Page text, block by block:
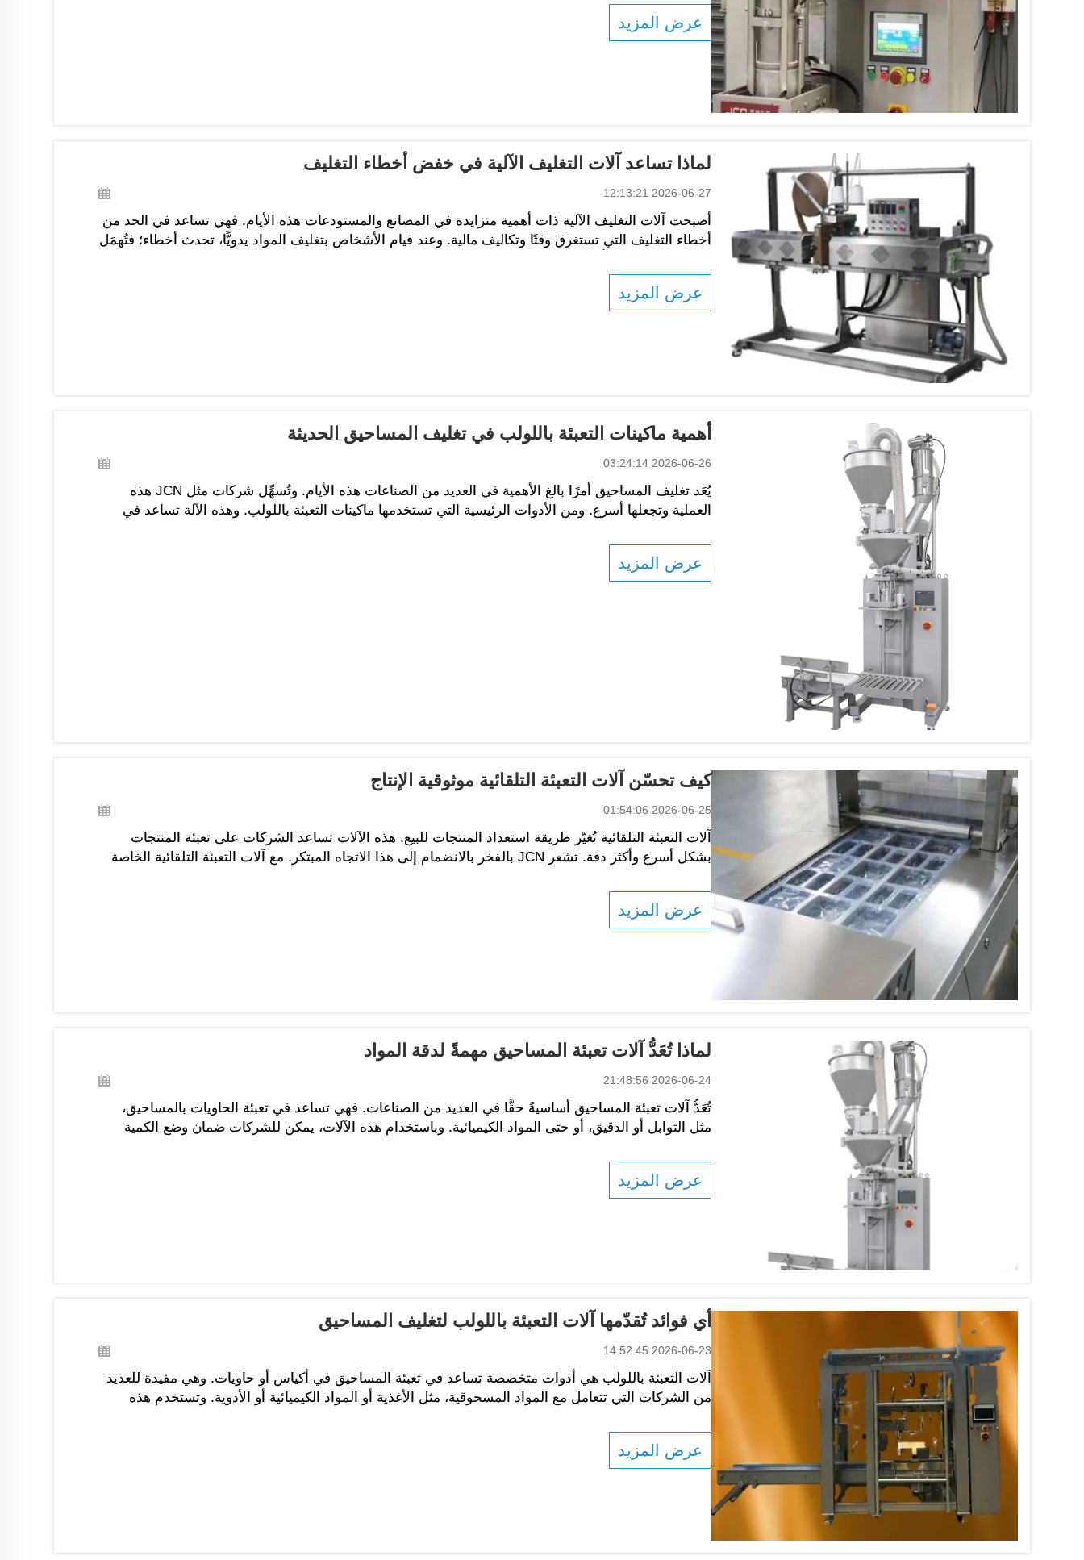
عرض المزيد
لماذا تساعد آلات التغليف الآلية في خفض أخطاء التغليف
2026-06-27 12:13:21
أصبحت آلات التغليف الآلية ذات أهمية متزايدة في المصانع والمستودعات هذه الأيام. فهي تساعد في الحد من
أخطاء التغليف التي تستغرق وقتًا وتكاليف مالية. وعند قيام الأشخاص بتغليف المواد يدويًّا، تحدث أخطاء؛ فتُهمَل
عرض المزيد
أهمية ماكينات التعبئة باللولب في تغليف المساحيق الحديثة
2026-06-26 03:24:14
يُعَد تغليف المساحيق أمرًا بالغ الأهمية في العديد من الصناعات هذه الأيام. وتُسهِّل شركات مثل JCN هذه
العملية وتجعلها أسرع. ومن الأدوات الرئيسية التي تستخدمها ماكينات التعبئة باللولب. وهذه الآلة تساعد في
عرض المزيد
كيف تحسّن آلات التعبئة التلقائية موثوقية الإنتاج
2026-06-25 01:54:06
آلات التعبئة التلقائية تُغيّر طريقة استعداد المنتجات للبيع. هذه الآلات تساعد الشركات على تعبئة المنتجات
بشكل أسرع وأكثر دقة. تشعر JCN بالفخر بالانضمام إلى هذا الاتجاه المبتكر. مع آلات التعبئة التلقائية الخاصة
عرض المزيد
لماذا تُعَدُّ آلات تعبئة المساحيق مهمةً لدقة المواد
2026-06-24 21:48:56
تُعَدُّ آلات تعبئة المساحيق أساسيةً حقًّا في العديد من الصناعات. فهي تساعد في تعبئة الحاويات بالمساحيق،
مثل التوابل أو الدقيق، أو حتى المواد الكيميائية. وباستخدام هذه الآلات، يمكن للشركات ضمان وضع الكمية
عرض المزيد
أي فوائد تُقدّمها آلات التعبئة باللولب لتغليف المساحيق
2026-06-23 14:52:45
آلات التعبئة باللولب هي أدوات متخصصة تساعد في تعبئة المساحيق في أكياس أو حاويات. وهي مفيدة للعديد
من الشركات التي تتعامل مع المواد المسحوقية، مثل الأغذية أو المواد الكيميائية أو الأدوية. وتستخدم هذه
عرض المزيد